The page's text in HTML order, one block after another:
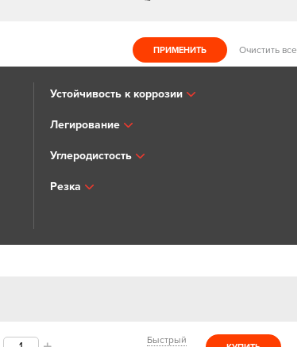
Очистить все
Устойчивость к коррозии
Легирование
Углеродистость
Резка
Быстрый